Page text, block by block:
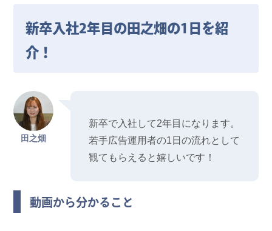
新卒入社2年目の田之畑の1日を紹
介！
田之畑
新卒で入社して2年目になります。
若手広告運用者の1日の流れとして
観てもらえると嬉しいです！
動画から分かること